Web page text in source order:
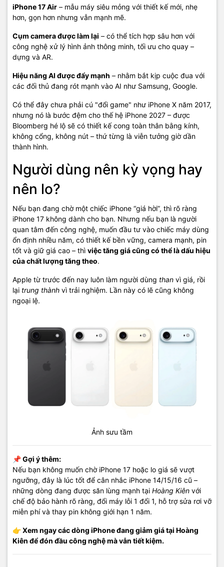
iPhone 17 Air – mẫu máy siêu mỏng với thiết kế mới, nhẹ
hơn, gọn hơn nhưng vẫn mạnh mẽ.
Cụm camera được làm lại – có thể tích hợp sâu hơn với
công nghệ xử lý hình ảnh thông minh, tối ưu cho quay –
dựng và AR.
Hiệu năng AI được đẩy mạnh – nhằm bắt kịp cuộc đua với
các đối thủ đang rót mạnh vào AI như Samsung, Google.
Có thể đây chưa phải cú "đổi game" như iPhone X năm 2017,
nhưng nó là bước đệm cho thế hệ iPhone 2027 – được
Bloomberg hé lộ sẽ có thiết kế cong toàn thân bằng kính,
không cổng, không nút – thứ từng là viễn tưởng giờ dần
thành hình.
Người dùng nên kỳ vọng hay
nên lo?
Nếu bạn đang chờ một chiếc iPhone “giá hời”, thì rõ ràng
iPhone 17 không dành cho bạn. Nhưng nếu bạn là người
quan tâm đến công nghệ, muốn đầu tư vào chiếc máy dùng
ổn định nhiều năm, có thiết kế bền vững, camera mạnh, pin
tốt và giữ giá cao – thì việc tăng giá cũng có thể là dấu hiệu
của chất lượng tăng theo.
Apple từ trước đến nay luôn làm người dùng than vì giá, rồi
lại trung thành vì trải nghiệm. Lần này có lẽ cũng không
ngoại lệ.
Ảnh sưu tầm
📌 Gợi ý thêm:
Nếu bạn không muốn chờ iPhone 17 hoặc lo giá sẽ vượt
ngưỡng, đây là lúc tốt để cân nhắc iPhone 14/15/16 cũ –
những dòng đang được săn lùng mạnh tại Hoàng Kiên với
chế độ bảo hành rõ ràng, đổi máy lỗi 1 đổi 1, hỗ trợ sửa rơi vỡ
miễn phí và thay pin không giới hạn 1 năm.
👉 Xem ngay các dòng iPhone đang giảm giá tại Hoàng
Kiên để đón đầu công nghệ mà vẫn tiết kiệm.